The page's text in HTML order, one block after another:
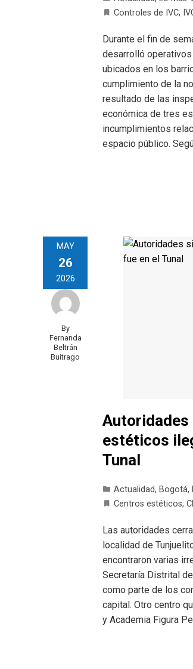
Controles de IVC,
Durante el fin de
desarrolló
ubicados en los
cumplimiento de la
resultado de las
económica de tres
incumplimientos
espacio público.
MAY
26
2026
By
Fernanda
Beltrán
Buitrago
Autoridades
estéticos
Tunal
Actualidad, Bogotá,
Centros estéticos,
Las autoridades
localidad de
encontraron varias
Secretaría Distrital
como parte de los
capital. Otro centro
y Academia Figura